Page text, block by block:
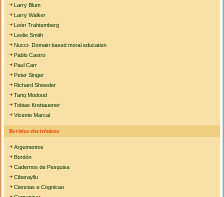
Larry Blum
Larry Walker
León Trahtemberg
Leslie Smith
Nucci- Domain based moral education
Pablo Castro
Paul Carr
Peter Singer
Richard Shweder
Tariq Modood
Tobias Krettauener
Vicente Marcal
Revistas electrónicas
Argumentos
Bordón
Cadernos de Pesquisa
Ciberayllu
Ciencias e Cognicao